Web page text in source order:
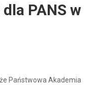
PANS w
Państwowa Akademia